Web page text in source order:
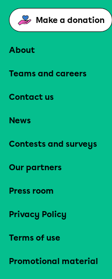
Make a donation
About
Teams and careers
Contact us
News
Contests and surveys
Our partners
Press room
Privacy Policy
Terms of use
Promotional material